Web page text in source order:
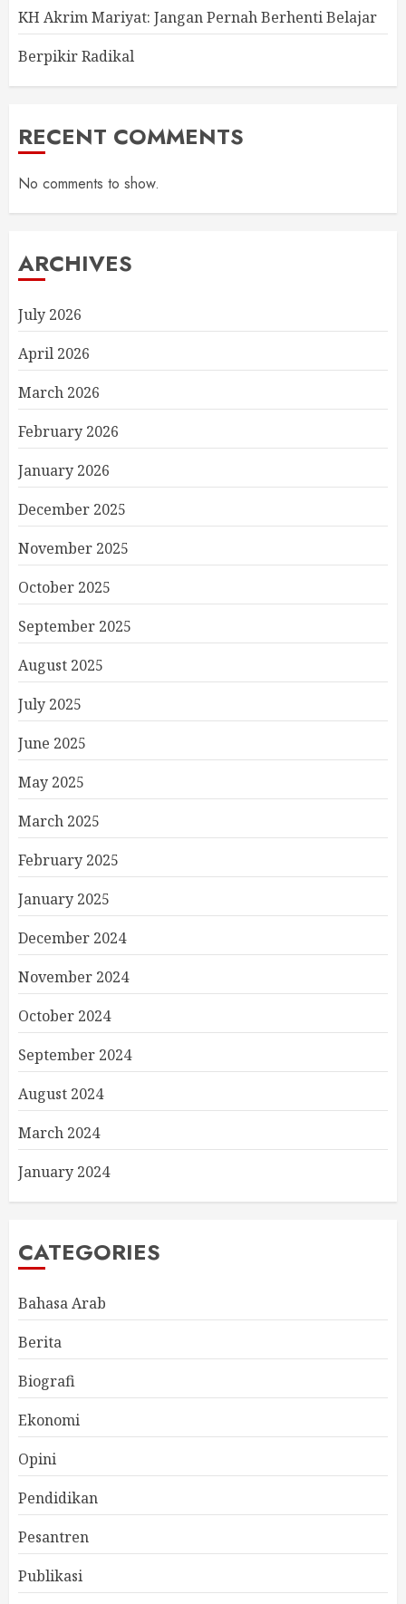
KH Akrim Mariyat: Jangan Pernah Berhenti Belajar
Berpikir Radikal
RECENT COMMENTS
No comments to show.
ARCHIVES
July 2026
April 2026
March 2026
February 2026
January 2026
December 2025
November 2025
October 2025
September 2025
August 2025
July 2025
June 2025
May 2025
March 2025
February 2025
January 2025
December 2024
November 2024
October 2024
September 2024
August 2024
March 2024
January 2024
CATEGORIES
Bahasa Arab
Berita
Biografi
Ekonomi
Opini
Pendidikan
Pesantren
Publikasi